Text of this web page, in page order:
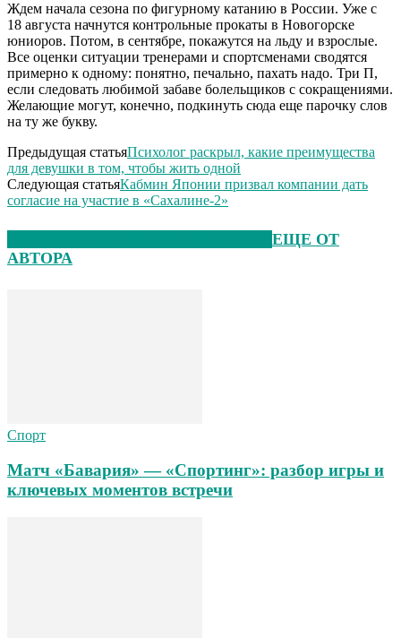
Ждем начала сезона по фигурному катанию в России. Уже с
18 августа начнутся контрольные прокаты в Новогорске
юниоров. Потом, в сентябре, покажутся на льду и взрослые.
Все оценки ситуации тренерами и спортсменами сводятся
примерно к одному: понятно, печально, пахать надо. Три П,
если следовать любимой забаве болельщиков с сокращениями.
Желающие могут, конечно, подкинуть сюда еще парочку слов
на ту же букву.
Предыдущая статьяПсихолог раскрыл, какие преимущества
для девушки в том, чтобы жить одной
Следующая статьяКабмин Японии призвал компании дать
согласие на участие в «Сахалине-2»
ЕЩЕ ОТ
АВТОРА
Спорт
Матч «Бавария» — «Спортинг»: разбор игры и
ключевых моментов встречи